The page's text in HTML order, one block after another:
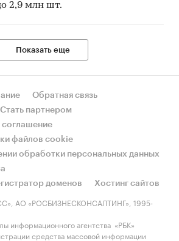
2,9 млн шт.
Показать еще
Обратная связь
Стать партнером
соглашение
файлов cookie
обработки персональных данных
доменов
Хостинг сайтов
АО «РОСБИЗНЕСКОНСАЛТИНГ», 1995-
информационного агентства «РБК»
средства массовой информации